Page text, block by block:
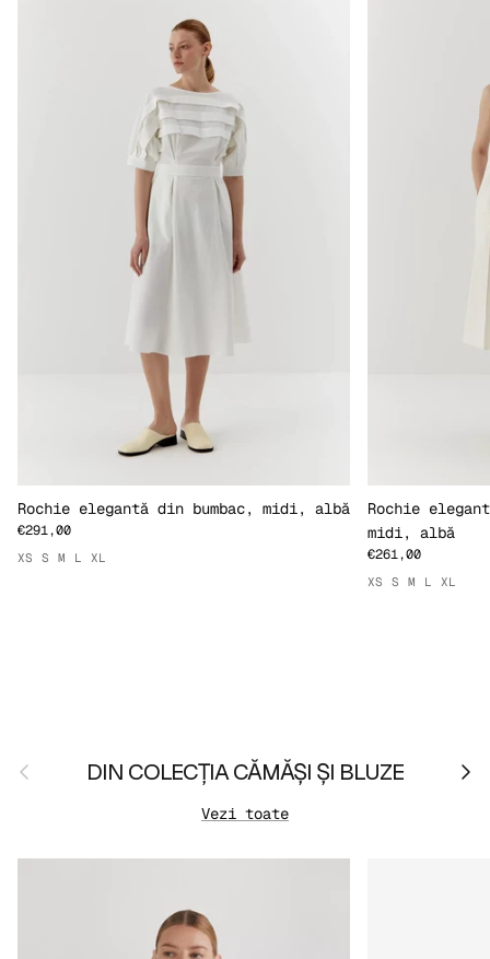
Rochie elegantă din bumbac, midi, albă
€291,00
XS S M L XL
Rochie
midi, albă
€261,00
XS S M L XL
Anterior DIN COLECȚIA CĂMĂȘI ȘI BLUZE
Vezi toate